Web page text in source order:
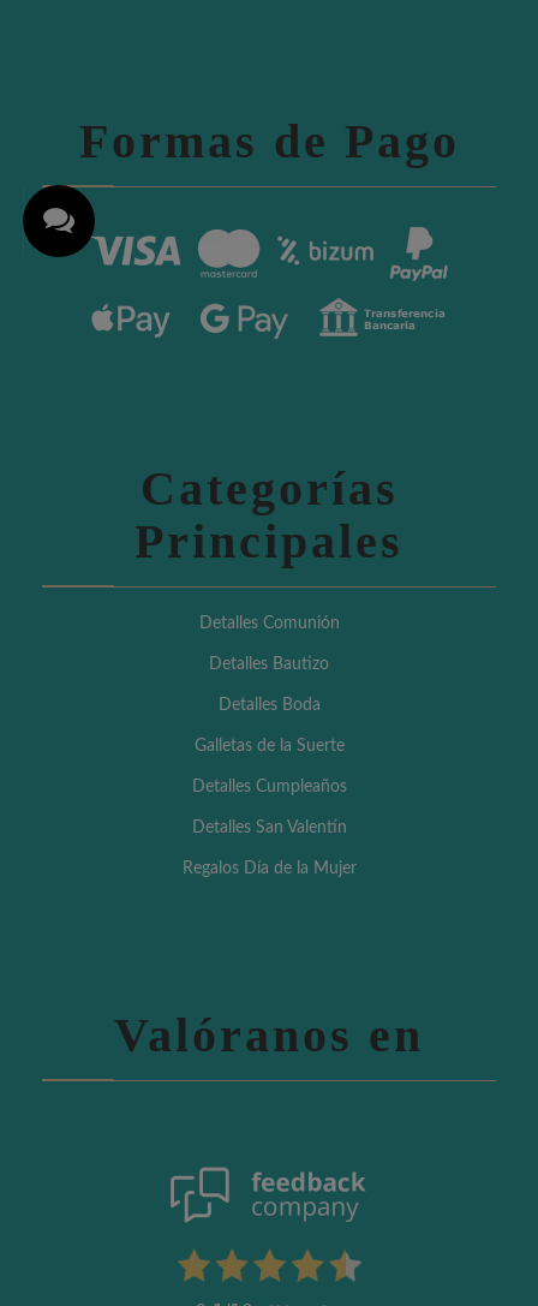
Formas de Pago
Categorías
Principales
Detalles Comunión
Detalles Bautizo
Detalles Boda
Galletas de la Suerte
Detalles Cumpleaños
Detalles San Valentín
Regalos Día de la Mujer
Valóranos en